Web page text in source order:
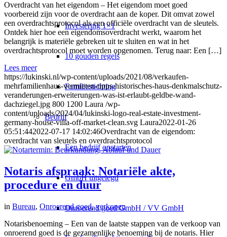
Investering 1×1
10 gouden regels
Familiestichting
Bedrijf
Een bedrijf opstarten
GmbH uitgelegd
Onroerend goed GmbH / VV GmbH
Overdracht van het eigendom – Het eigendom moet goed
voorbereid zijn voor de overdracht aan de koper. Dit omvat zowel
een overdrachtsprotocol als een officiële overdracht van de sleutels.
Ontdek hier hoe een eigendomsoverdracht werkt, waarom het
belangrijk is materiële gebreken uit te sluiten en wat in het
overdrachtsprotocol moet worden opgenomen. Terug naar: Een […]
Lees meer
https://lukinski.nl/wp-content/uploads/2021/08/verkaufen-
mehrfamilienhaus-vermieten-tipps-historisches-haus-denkmalschutz-
veranderungen-erweiterungen-was-ist-erlaubt-geldbe-wand-
dachziegel.jpg 800 1200 Laura /wp-
content/uploads/2024/04/lukinski-logo-real-estate-investment-
germany-house-villa-off-market-clean.svg Laura2022-01-26
05:51:442022-07-17 14:02:46Overdracht van de eigendom:
overdracht van sleutels en overdrachtsprotocol
Notaris afspraak: Notariële akte,
procedure en duur
in Bureau, Onroerend goed,verkopen
Notarisbenoeming – Een van de laatste stappen van de verkoop van
onroerend goed is de gezamenlijke benoeming bij de notaris. Hier